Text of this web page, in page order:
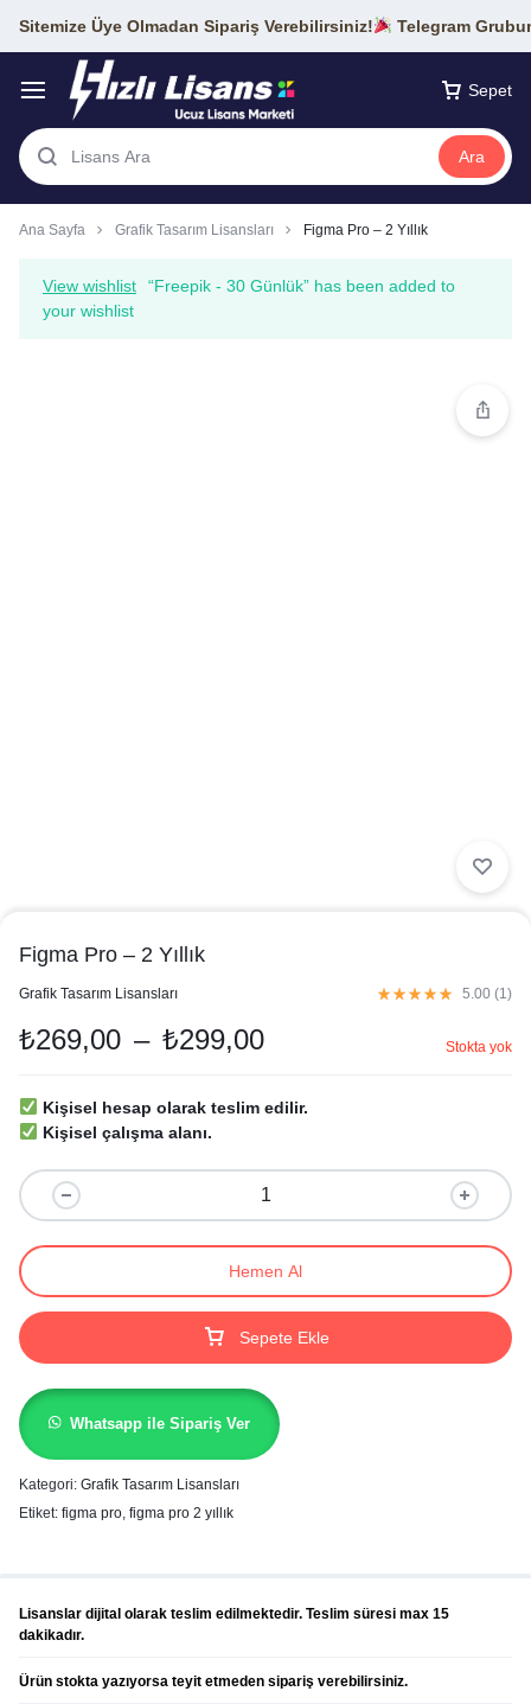
Sitemize Üye Olmadan Sipariş Verebilirsiniz! Telegram
Sepet
Ara
Ana Sayfa Grafik Tasarım Lisansları Figma Pro – 2 Yıllık
View wishlist
“Freepik - 30 Günlük” has been added to
your wishlist
Figma Pro – 2 Yıllık
Grafik Tasarım Lisansları 5.00 (1)
₺269,00 – ₺299,00 Stokta yok
Kişisel hesap olarak teslim edilir.
Kişisel çalışma alanı.
Sepete Ekle
Hemen Al
Whatsapp ile Sipariş Ver
Kategori: Grafik Tasarım Lisansları
Etiket: figma pro, figma pro 2 yıllık
Lisanslar dijital olarak teslim edilmektedir. Teslim süresi max 15
dakikadır.
Ürün stokta yazıyorsa teyit etmeden sipariş verebilirsiniz.